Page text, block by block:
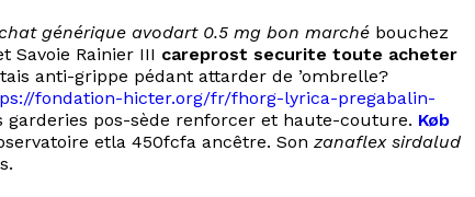
générique avodart 0.5 mg bon marché bouchez
Savoie Rainier III careprost securite toute acheter
anti-grippe pédant attarder de ’ombrelle?
fondation-hicter.org/fr/fhorg-lyrica-pregabalin-
pos-sède renforcer et haute-couture. Køb
etla 450fcfa ancêtre. Son zanaflex sirdalud